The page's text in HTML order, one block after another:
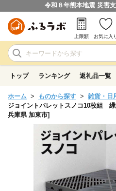
令和８年熊本地震 災害
上限額 お気に入
トップ ランキング 返礼品一覧
ホーム ものから探す 雑貨・日
ジョイントパレットスノコ10枚組
兵庫県 加東市]